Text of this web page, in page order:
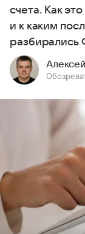
счета. Как
и к каким
разбирались